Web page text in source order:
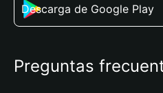
Descarga de Google Play
Preguntas